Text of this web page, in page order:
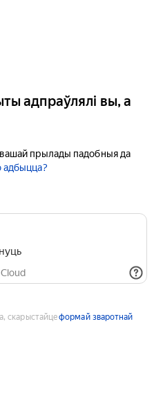
адпраўлялі вы, а
прылады падобныя да
адбыцца?
скарыстайцеформай зваротнай